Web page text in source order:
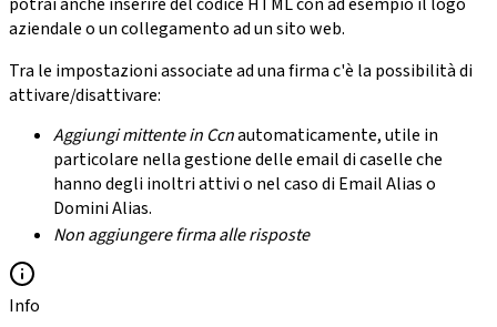
aziendale o un collegamento ad un sito web.
Tra le impostazioni associate ad una firma c'è la possibilità di
attivare/disattivare:
Aggiungi mittente in Ccnautomaticamente, utile in
particolare nella gestione delle email di caselle che
hanno degli inoltri attivi o nel caso di Email Alias o
Domini Alias.
Non aggiungere firma alle risposte
Info